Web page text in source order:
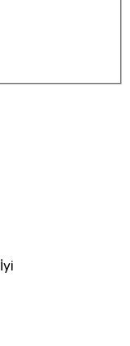
İyi